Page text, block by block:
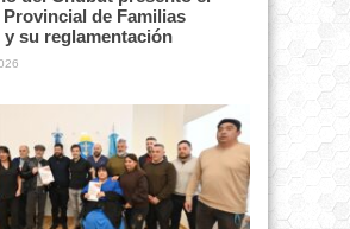
de Familias
su reglamentación